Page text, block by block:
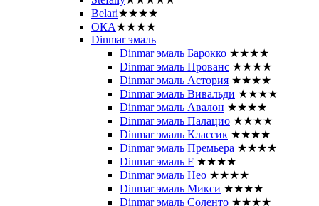
Belari★★★★
ОКА★★★★
Dinmar эмаль
Dinmar эмаль Барокко ★★★★
Dinmar эмаль Прованс ★★★★
Dinmar эмаль Астория ★★★★
Dinmar эмаль Вивальди ★★★★
Dinmar эмаль Авалон ★★★★
Dinmar эмаль Палацио ★★★★
Dinmar эмаль Классик ★★★★
Dinmar эмаль Премьера ★★★★
Dinmar эмаль F ★★★★
Dinmar эмаль Нео ★★★★
Dinmar эмаль Микси ★★★★
Dinmar эмаль Соленто ★★★★